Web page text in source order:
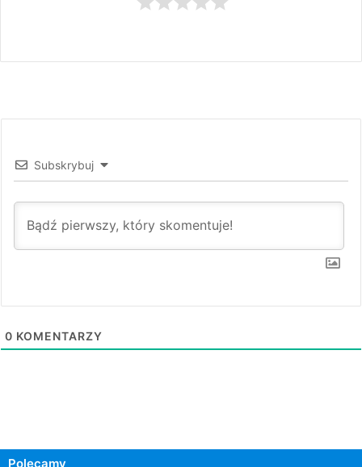
Subskrybuj
0 KOMENTARZY
Polecamy